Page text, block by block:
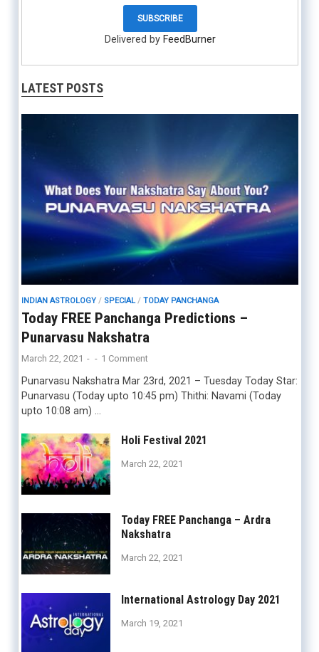
Delivered by FeedBurner
LATEST POSTS
INDIAN ASTROLOGY/ SPECIAL/ TODAY PANCHANGA
Today FREE Panchanga Predictions –
Punarvasu Nakshatra
March 22, 2021 - - 1 Comment
Punarvasu Nakshatra Mar 23rd, 2021 – Tuesday Today Star:
Punarvasu (Today upto 10:45 pm) Thithi: Navami (Today
upto 10:08 am) …
Holi Festival 2021
March 22, 2021
Today FREE Panchanga – Ardra
Nakshatra
March 22, 2021
International Astrology Day 2021
March 19, 2021